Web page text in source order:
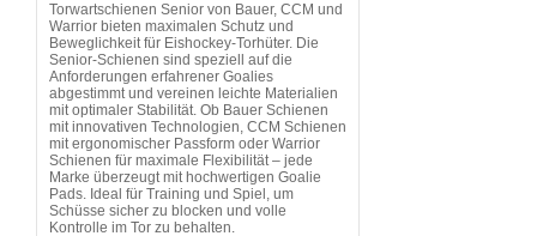
Torwartschienen Senior von Bauer, CCM und
Warrior bieten maximalen Schutz und
Beweglichkeit für Eishockey-Torhüter. Die
Senior-Schienen sind speziell auf die
Anforderungen erfahrener Goalies
abgestimmt und vereinen leichte Materialien
mit optimaler Stabilität. Ob Bauer Schienen
mit innovativen Technologien, CCM Schienen
mit ergonomischer Passform oder Warrior
Schienen für maximale Flexibilität – jede
Marke überzeugt mit hochwertigen Goalie
Pads. Ideal für Training und Spiel, um
Schüsse sicher zu blocken und volle
Kontrolle im Tor zu behalten.